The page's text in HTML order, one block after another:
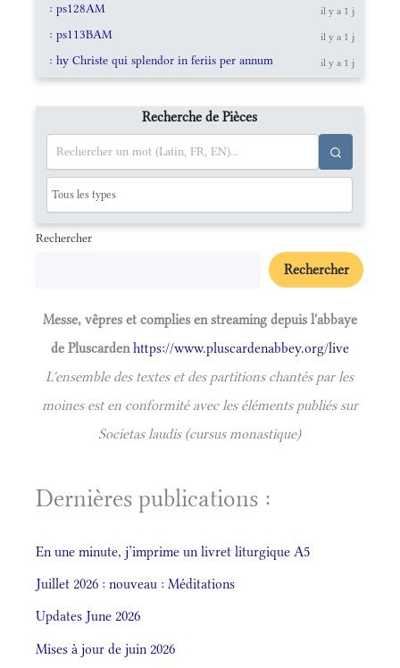
: ps128AM il y a 1 j
: ps113BAM il y a 1 j
: hy Christe qui splendor in feriis per annum il y a 1 j
Recherche de Pièces
Rechercher
Rechercher
Messe, vêpres et complies en streaming depuis l'abbaye
de Pluscardenhttps://www.pluscardenabbey.org/live
L'ensemble des textes et des partitions chantés par les
moines est en conformité avec les éléments publiés sur
Societas laudis (cursus monastique)
Dernières publications :
En une minute, j’imprime un livret liturgique A5
Juillet 2026 : nouveau : Méditations
Updates June 2026
Mises à jour de juin 2026